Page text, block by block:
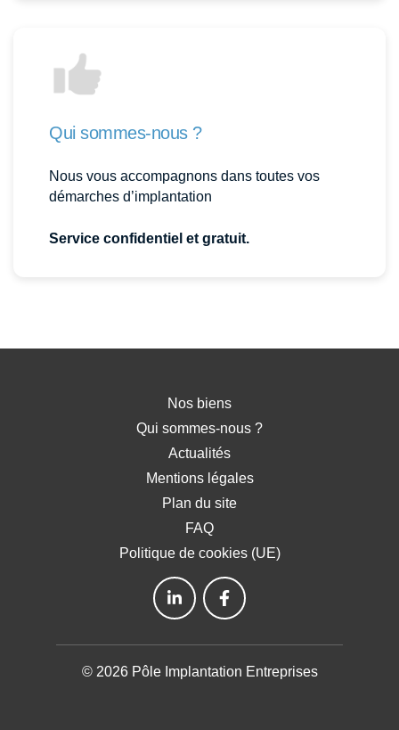
Qui sommes-nous ?
Nous vous accompagnons dans toutes vos
démarches d’implantation
Service confidentiel et gratuit.
Nos biens
Qui sommes-nous ?
Actualités
Mentions légales
Plan du site
FAQ
Politique de cookies (UE)
© 2026 Pôle Implantation Entreprises